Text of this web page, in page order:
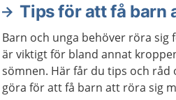
Tips för att få barn
Barn och unga behöver röra sig
är viktigt för bland annat
sömnen. Här får du tips och råd
göra för att få barn att röra sig